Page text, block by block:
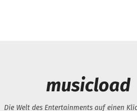
musicload
Die Welt des Entertainments auf einen